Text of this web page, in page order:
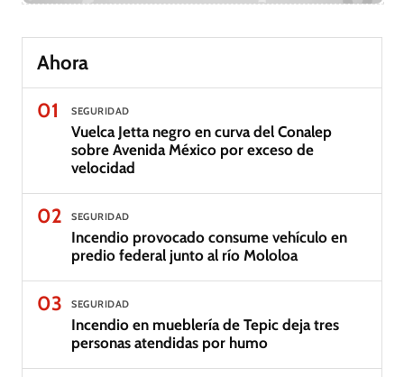
Ahora
01
SEGURIDAD
Vuelca Jetta negro en curva del Conalep
sobre Avenida México por exceso de
velocidad
02 SEGURIDAD
Incendio provocado consume vehículo en
predio federal junto al río Mololoa
03 SEGURIDAD
Incendio en mueblería de Tepic deja tres
personas atendidas por humo